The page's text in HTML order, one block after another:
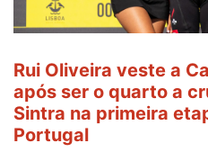
da
etapa
da
Volta
a
Rui Oliveira veste a
após ser o quarto a
Sintra na primeira
Portugal